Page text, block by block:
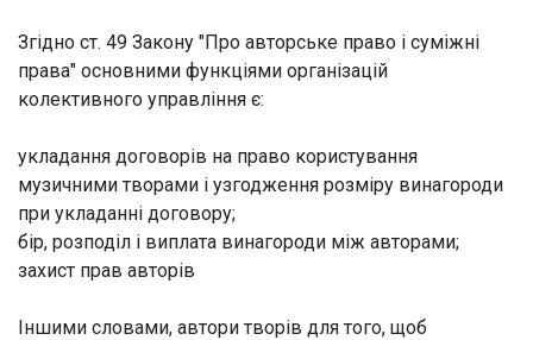
Згідно ст. 49 Закону "Про авторське право і суміжні
права" основними функціями організацій
колективного управління є:
укладання договорів на право користування
музичними творами і узгодження розміру винагороди
при укладанні договору;
бір, розподіл і виплата винагороди між авторами;
захист прав авторів
Іншими словами, автори творів для того, щоб